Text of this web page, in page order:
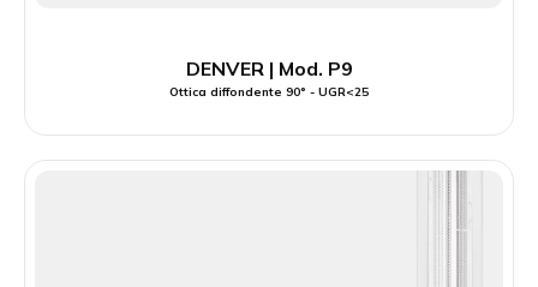
DENVER | Mod. P9
Ottica diffondente 90° - UGR<25